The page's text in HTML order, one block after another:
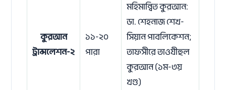
কুরআন
ট্রান্সলেশন-২
১১-২০
পারা
মহিমান্বিত কুরআন:
ডা. শেহনাজ শেখ-
সিয়ান পাবলিকেশন;
তাফসীরে তাওযীহুল
কুরআন (১ম-৩য়
খণ্ড)